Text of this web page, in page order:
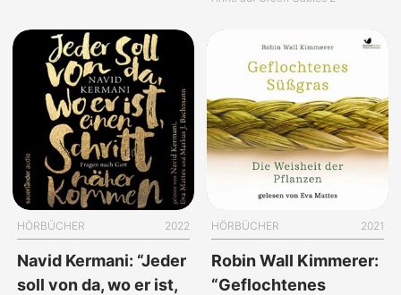
HÖRBÜCHER 2022
Navid Kermani: “Jeder
soll von da, wo er ist,
HÖRBÜCHER 2021
Robin Wall Kimmerer:
“Geflochtenes